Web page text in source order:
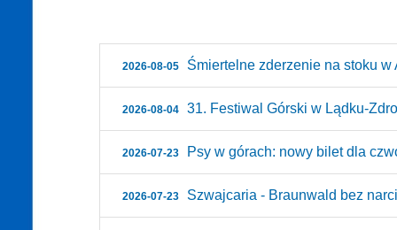
2026-08-05 Śmiertelne zderzenie na stoku w
2026-08-04 31. Festiwal Górski w Lądku-
2026-07-23 Psy w górach: nowy bilet dla
2026-07-23 Szwajcaria - Braunwald bez